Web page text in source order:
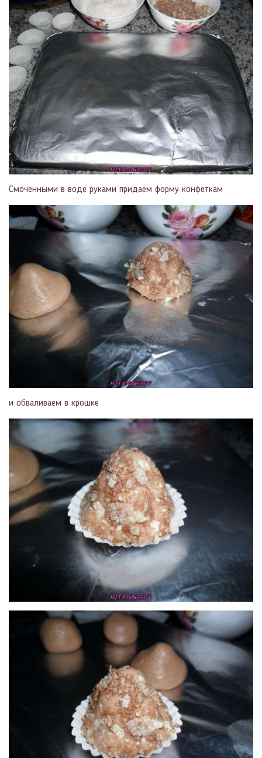
Смоченными в воде руками придаем форму конфеткам
и обваливаем в крошке